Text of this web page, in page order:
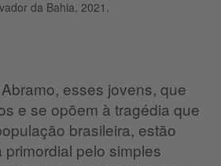
da Bahia, 2021.
esses jovens, que
e se opõem à tragédia que
brasileira, estão
pelo simples